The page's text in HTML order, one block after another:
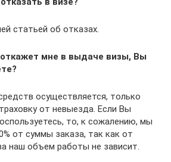
статьей об отказах.
откажет мне в выдаче визы, Вы
осуществляется, только
от невыезда. Если Вы
то, к сожалению, мы
от суммы заказа, так как от
наш объем работы не зависит.